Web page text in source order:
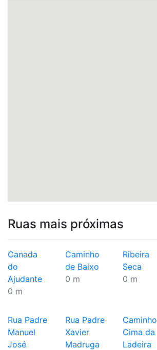
Ruas mais próximas
Canada
do
Ajudante
0 m
Caminho
de Baixo
0 m
Ribeira
Seca
0 m
Rua Padre
Manuel
José
Rua Padre
Xavier
Madruga
Caminho
Cima da
Ladeira